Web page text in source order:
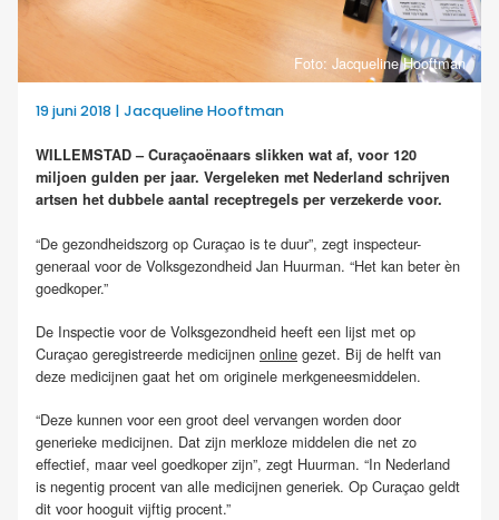
Foto: Jacqueline Hooftman
19 juni 2018 | Jacqueline Hooftman
WILLEMSTAD – Curaçaoënaars slikken wat af, voor 120
miljoen gulden per jaar. Vergeleken met Nederland schrijven
artsen het dubbele aantal receptregels per verzekerde voor.
“De gezondheidszorg op Curaçao is te duur”, zegt inspecteur-
generaal voor de Volksgezondheid Jan Huurman. “Het kan beter èn
goedkoper.”
De Inspectie voor de Volksgezondheid heeft een lijst met op
Curaçao geregistreerde medicijnen online gezet. Bij de helft van
deze medicijnen gaat het om originele merkgeneesmiddelen.
“Deze kunnen voor een groot deel vervangen worden door
generieke medicijnen. Dat zijn merkloze middelen die net zo
effectief, maar veel goedkoper zijn”, zegt Huurman. “In Nederland
is negentig procent van alle medicijnen generiek. Op Curaçao geldt
dit voor hooguit vijftig procent.”